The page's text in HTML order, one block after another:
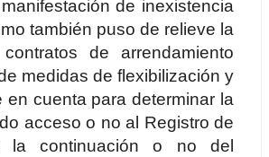
de inexistencia
también puso de relieve la
de arrendamiento
medidas de flexibilización y
cuenta para determinar la
acceso o no al Registro de
la continuación o no del